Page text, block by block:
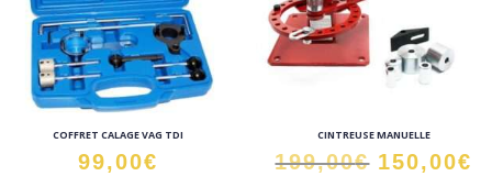
COFFRET CALAGE VAG TDI
99,00€
CINTREUSE MANUELLE
199,00€ Le
150,00€